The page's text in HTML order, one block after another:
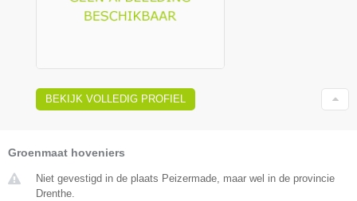
BEKIJK VOLLEDIG PROFIEL
Groenmaat hoveniers
Niet gevestigd in de plaats Peizermade, maar wel in de provincie
Drenthe.